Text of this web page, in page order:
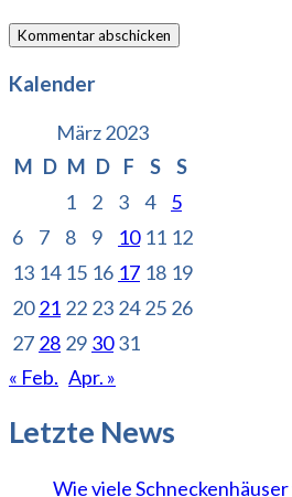
Kalender
März 2023
M D M D F S
S
1
2 3 4
5
6
7 8 9 10 11 12
13 14 15 16 17 18 19
20 21 22 23 24 25 26
27 28 29 30 31
« Feb. Apr. »
Letzte News
Wie viele